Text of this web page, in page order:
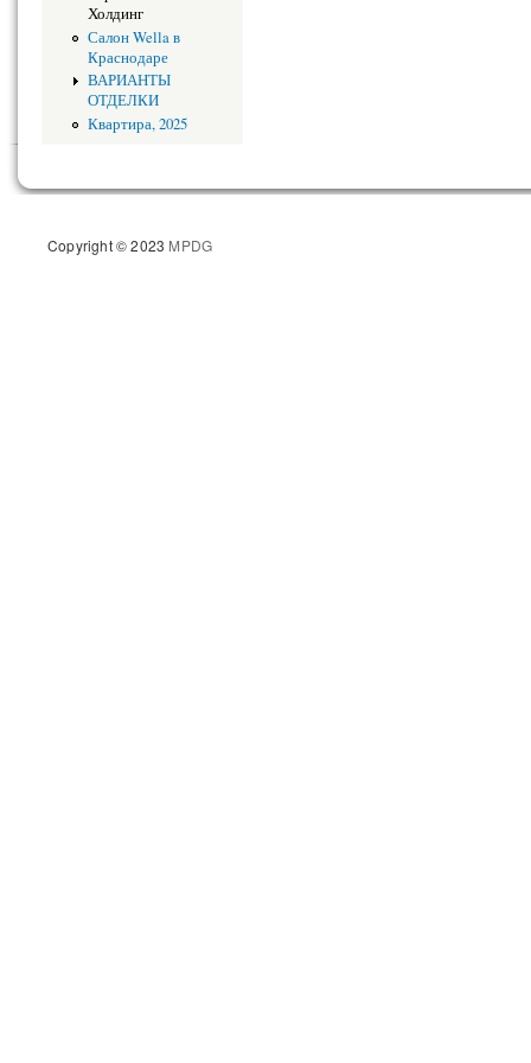
Холдинг
Салон Wella в
Краснодаре
ВАРИАНТЫ
ОТДЕЛКИ
Квартира, 2025
Copyright © 2023 MPDG